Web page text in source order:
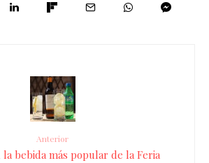
Anterior
bebida más popular de la Feria